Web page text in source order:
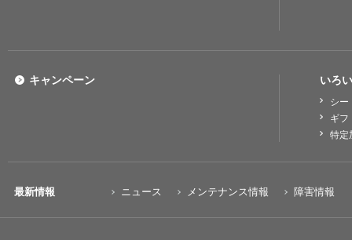
いろ
シー
ギフ
特定
キャンペーン
最新情報 ニュース メンテナンス情報 障害情報